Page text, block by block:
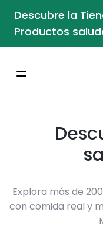
Descubre la
Productos
Explora más de
con comida real y